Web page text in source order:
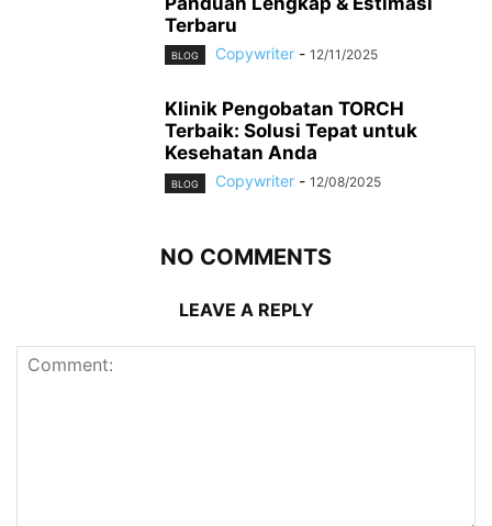
Terbaru
BLOG Copywriter - 12/11/2025
Klinik Pengobatan TORCH
Terbaik: Solusi Tepat untuk
Kesehatan Anda
BLOG Copywriter - 12/08/2025
NO COMMENTS
LEAVE A REPLY